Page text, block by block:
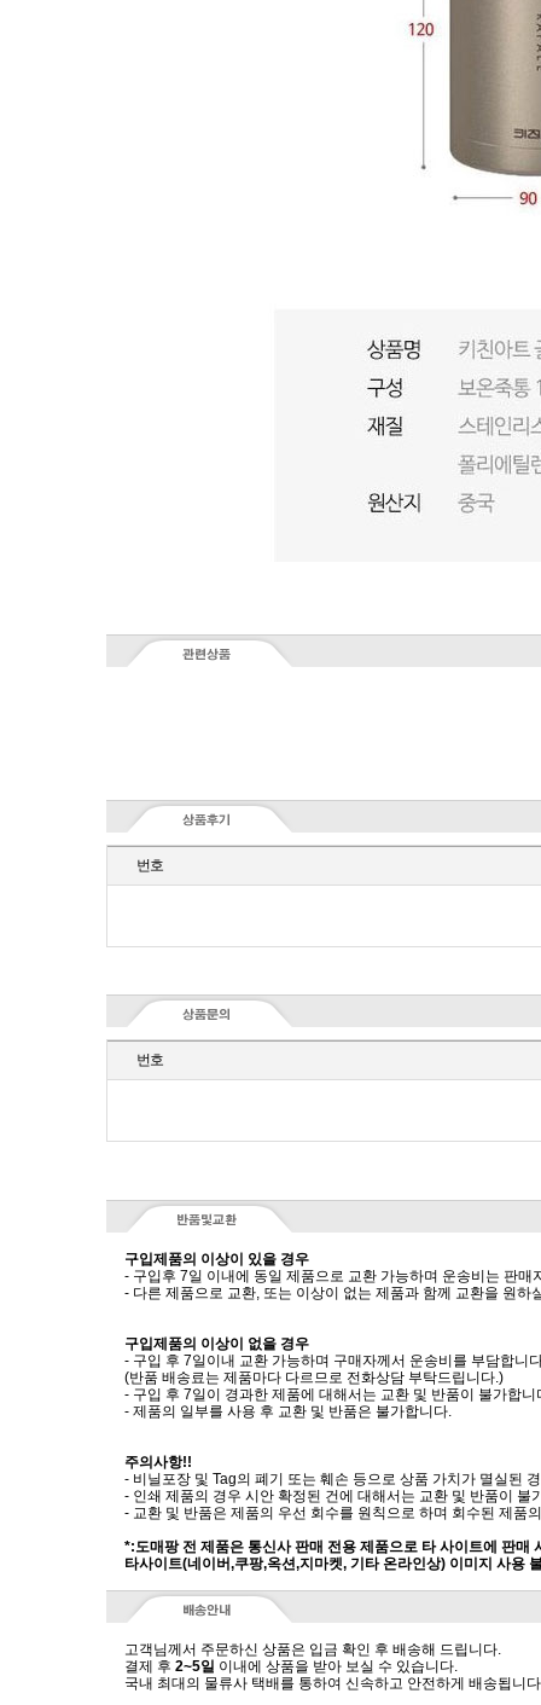
번호
번호
구입제품의 이상이 있을 경우
- 구입후 7일 이내에 동일 제품으로 교환 가능하며 운송비는 판매
- 다른 제품으로 교환, 또는 이상이 없는 제품과 함께 교환을 원하
구입제품의 이상이 없을 경우
- 구입 후 7일이내 교환 가능하며 구매자께서 운송비를 부담합니
(반품 배송료는 제품마다 다르므로 전화상담 부탁드립니다.)
- 구입 후 7일이 경과한 제품에 대해서는 교환 및 반품이 불가합니
- 제품의 일부를 사용 후 교환 및 반품은 불가합니다.
주의사항!!
- 비닐포장 및 Tag의 폐기 또는 훼손 등으로 상품 가치가 멸실된
- 인쇄 제품의 경우 시안 확정된 건에 대해서는 교환 및 반품이 불
- 교환 및 반품은 제품의 우선 회수를 원칙으로 하며 회수된 제품
*:도매팡 전 제품은 통신사 판매 전용 제품으로 타 사이트에 판매
타사이트(네이버,쿠팡,옥션,지마켓, 기타 온라인상) 이미지 사용
고객님께서 주문하신 상품은 입금 확인 후 배송해 드립니다.
결제 후 2~5일 이내에 상품을 받아 보실 수 있습니다.
국내 최대의 물류사 택배를 통하여 신속하고 안전하게 배송됩니